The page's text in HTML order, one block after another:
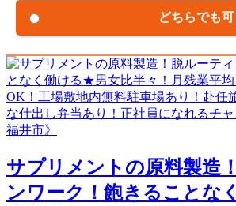
どちらでも可
サプリメントの原料製造
ンワーク！飽きることな